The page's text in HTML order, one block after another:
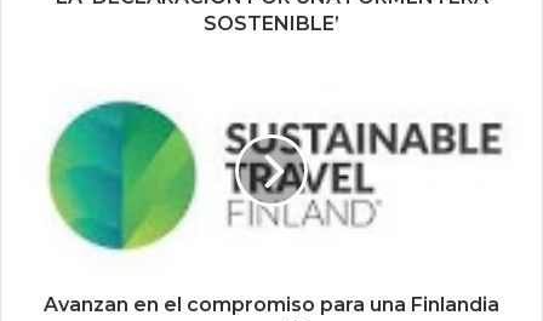
SOSTENIBLE’
Avanzan en el compromiso para una Finlandia